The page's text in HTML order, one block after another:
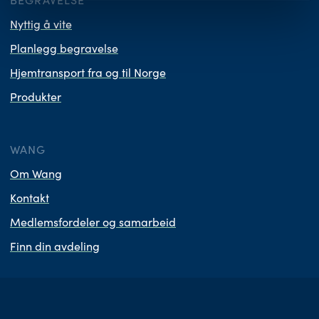
Nyttig å vite
Planlegg begravelse
Hjemtransport fra og til Norge
Produkter
WANG
Om Wang
Kontakt
Medlemsfordeler og samarbeid
Finn din avdeling